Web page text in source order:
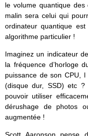
le volume quantique des
malin sera celui qui
ordinateur quantique
algorithme particulier !
Imaginez un indicateur
la fréquence d’horloge
puissance de son CPU,
(disque dur, SSD) etc
pouvoir utiliser
dérushage de photos
augmentée !